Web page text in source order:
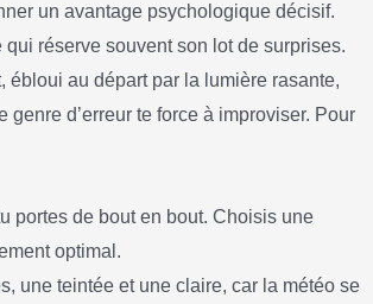
un avantage psychologique décisif.
réserve souvent son lot de surprises.
ébloui au départ par la lumière rasante,
d’erreur te force à improviser. Pour
portes de bout en bout. Choisis une
optimal.
une teintée et une claire, car la météo se